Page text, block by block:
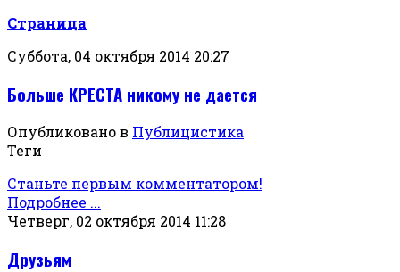
Страница
Суббота, 04 октября 2014 20:27
Больше КРЕСТА никому не дается
Опубликовано в Публицистика
Теги
Станьте первым комментатором!
Подробнее ...
Четверг, 02 октября 2014 11:28
Друзьям